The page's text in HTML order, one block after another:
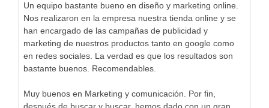
Un equipo bastante bueno en diseño y marketing online.
Nos realizaron en la empresa nuestra tienda online y se
han encargado de las campañas de publicidad y
marketing de nuestros productos tanto en google como
en redes sociales. La verdad es que los resultados son
bastante buenos. Recomendables.
Muy buenos en Marketing y comunicación. Por fin,
después de buscar y buscar, hemos dado con un gran